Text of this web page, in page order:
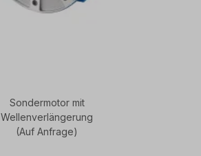
Sondermotor mit
Wellenverlängerung
(Auf Anfrage)